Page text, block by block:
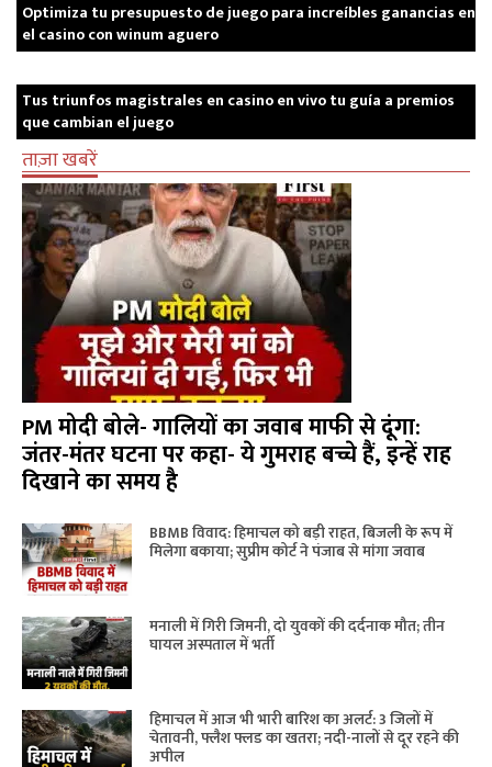
Optimiza tu presupuesto de juego para increíbles ganancias en
el casino con winum aguero
Tus triunfos magistrales en casino en vivo tu guía a premios
que cambian el juego
ताज़ा खबरें
PM मोदी बोले- गालियों का जवाब माफी से दूंगा:
जंतर-मंतर घटना पर कहा- ये गुमराह बच्चे हैं, इन्हें राह
दिखाने का समय है
BBMB विवाद: हिमाचल को बड़ी राहत, बिजली के रूप में
मिलेगा बकाया; सुप्रीम कोर्ट ने पंजाब से मांगा जवाब
मनाली में गिरी जिमनी, दो युवकों की दर्दनाक मौत; तीन
घायल अस्पताल में भर्ती
हिमाचल में आज भी भारी बारिश का अलर्ट: 3 जिलों में
चेतावनी, फ्लैश फ्लड का खतरा; नदी-नालों से दूर रहने की
अपील